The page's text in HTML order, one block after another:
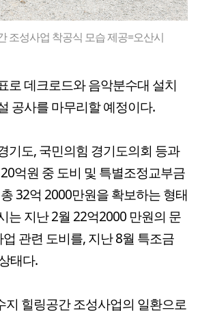
조성사업 착공식 모습 제공=오산시
로 데크로드와 음악분수대 설치
공사를 마무리할 예정이다.
기도, 국민의힘 경기도의회 등과
억원 중 도비 및 특별조정교부금
32억 2000만원을 확보하는 형태
는 지난 2월 22억2000 만원의 문
관련 도비를, 지난 8월 특조금
태다.
지 힐링공간 조성사업의 일환으로